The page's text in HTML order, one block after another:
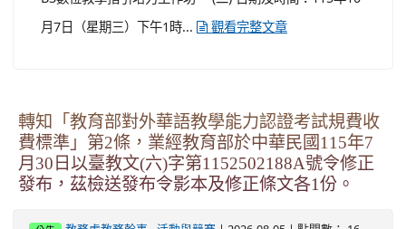
公告 教務處教務幹事 -活動與競賽 | 2026-08-05 | 點閱數： 27